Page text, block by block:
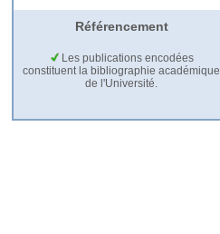
Référencement
Les publications encodées
constituent la bibliographie académique
de l'Université.